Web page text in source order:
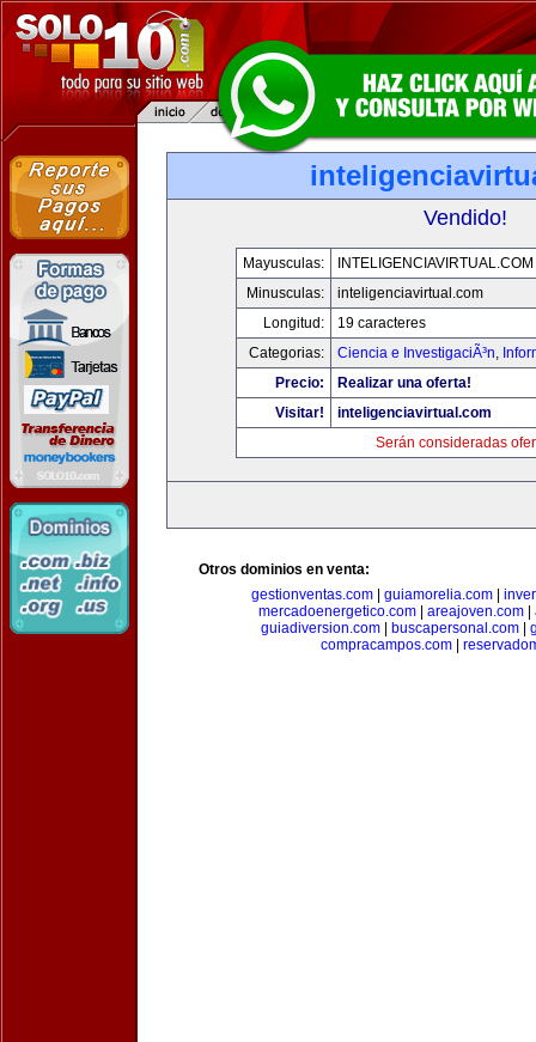
Vendido!
Mayusculas:
INTELIGENCIAVIRTUAL.COM
Minusculas:
inteligenciavirtual.com
Longitud:
19 caracteres
Categorias:
Ciencia e InvestigaciÃ³n,
Precio:
Realizar una oferta!
Visitar!
inteligenciavirtual.com
Serán consideradas
Otros dominios en venta:
gestionventas.com| guiamorelia.com|
mercadoenergetico.com| areajoven.com|
guiadiversion.com| buscapersonal.com|
compracampos.com